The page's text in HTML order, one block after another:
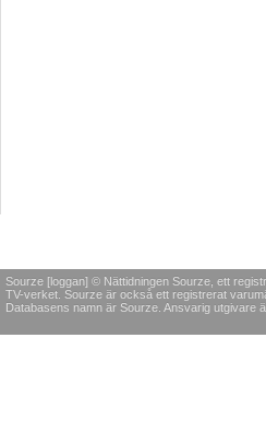
Sourze [loggan] © Nättidningen Sourze, ett
TV-verket. Sourze är också ett registrerat
Databasens namn är Sourze. Ansvarig utgivare